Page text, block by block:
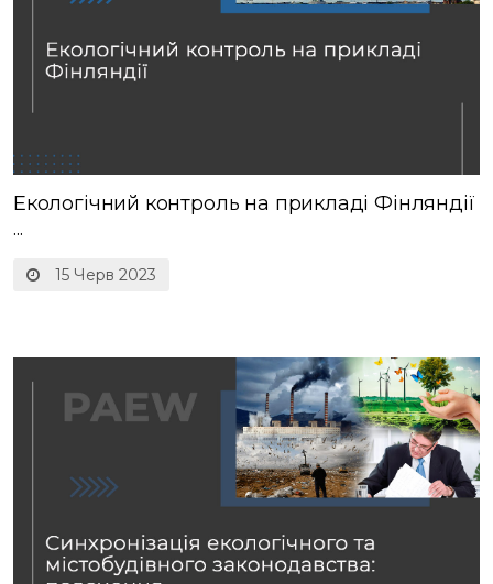
15 Черв 2023
Екологічний контроль на прикладі Фінляндії
...